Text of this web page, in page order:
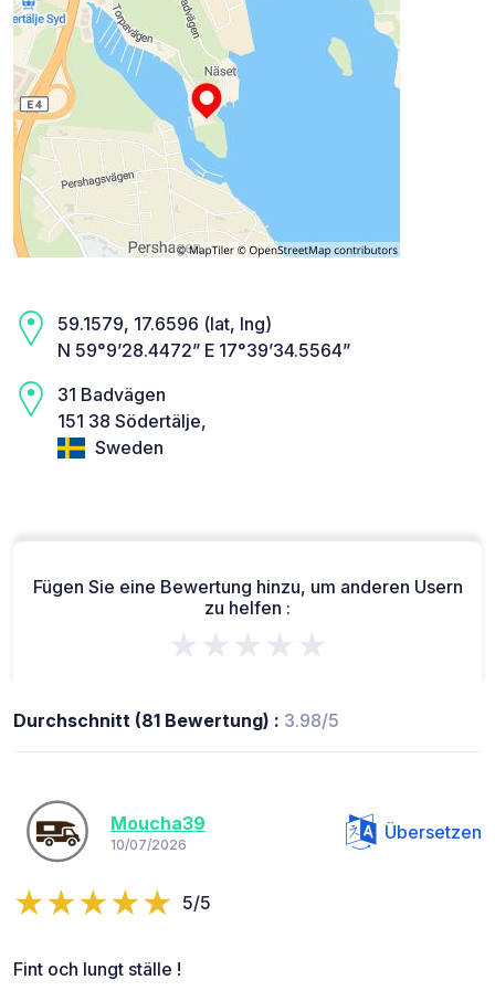
59.1579, 17.6596 (lat, lng)
N 59°9’28.4472” E 17°39’34.5564”
31 Badvägen
151 38 Södertälje,
Sweden
Fügen Sie eine Bewertung hinzu, um anderen Usern
zu helfen :
★★★★★
Durchschnitt (81 Bewertung) : 3.98/5
Moucha39
10/07/2026
Übersetzen
5/5
Fint och lungt ställe !